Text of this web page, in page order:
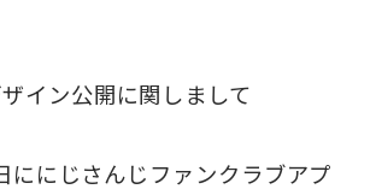
イン公開に関しまして
ににじさんじファンクラブアプ